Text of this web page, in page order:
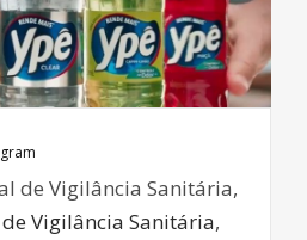
de Vigilância Sanitária,
Vigilância Sanitária,